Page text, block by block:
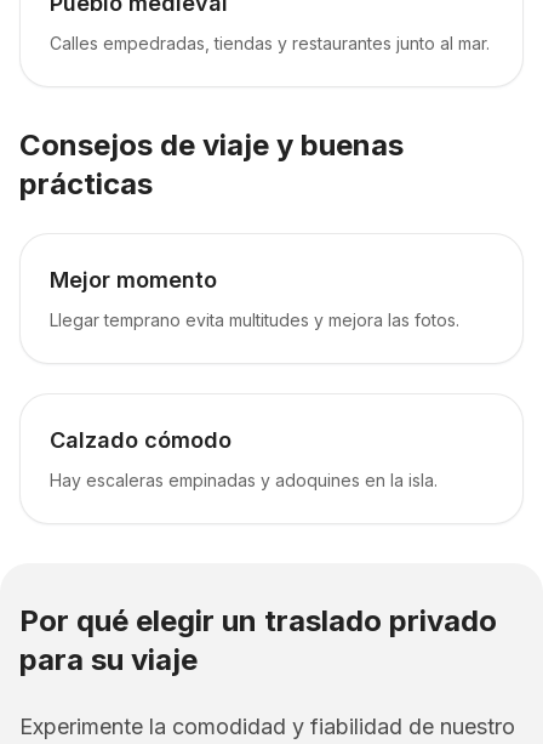
Calles empedradas, tiendas y restaurantes junto al mar.
Consejos de viaje y buenas
prácticas
Mejor momento
Llegar temprano evita multitudes y mejora las fotos.
Calzado cómodo
Hay escaleras empinadas y adoquines en la isla.
Por qué elegir un traslado privado
para su viaje
Experimente la comodidad y fiabilidad de nuestro